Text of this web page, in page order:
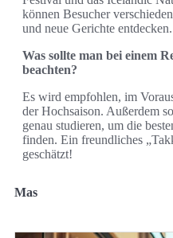
können Besucher
und neue Gerichte entdecken.
Was sollte man bei einem
beachten?
Es wird empfohlen, im
der Hochsaison. Außerdem
genau studieren, um die
finden. Ein freundliches
geschätzt!
Mas